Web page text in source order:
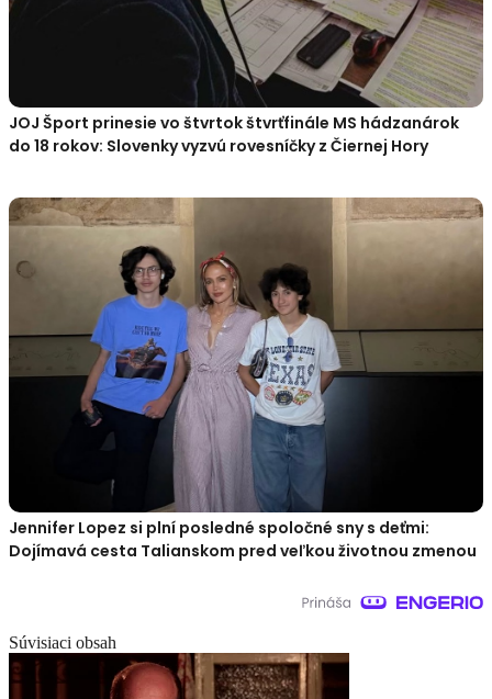
JOJ Šport prinesie vo štvrtok štvrťfinále MS hádzanárok
do 18 rokov: Slovenky vyzvú rovesníčky z Čiernej Hory
Jennifer Lopez si plní posledné spoločné sny s deťmi:
Dojímavá cesta Talianskom pred veľkou životnou zmenou
Súvisiaci obsah